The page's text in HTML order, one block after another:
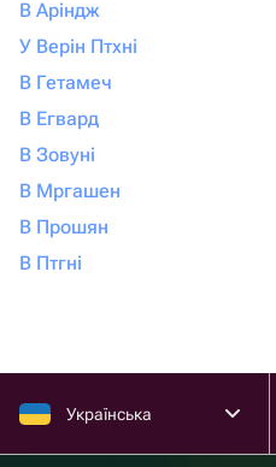
В Аріндж
У Верін Птхні
В Гетамеч
В Егвард
В Зовуні
В Мргашен
В Прошян
В Птгні
Українська